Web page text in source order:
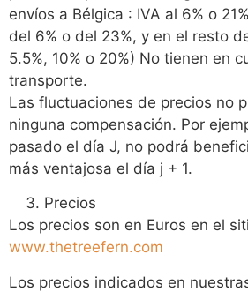
envíos a Bélgica : IVA al 6% o
del 6% o del 23%, y en el resto
5.5%, 10% o 20%) No tienen en
transporte.
Las fluctuaciones de precios no
ninguna compensación. Por
pasado el día J, no podrá
más ventajosa el día j + 1.
Precios
Los precios son en Euros en el
www.thetreefern.com
Los precios indicados en